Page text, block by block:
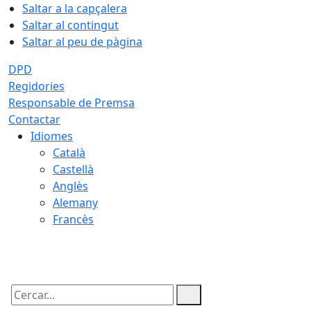
Saltar a la capçalera
Saltar al contingut
Saltar al peu de pàgina
DPD
Regidories
Responsable de Premsa
Contactar
Idiomes
Català
Castellà
Anglès
Alemany
Francès
Cercar: